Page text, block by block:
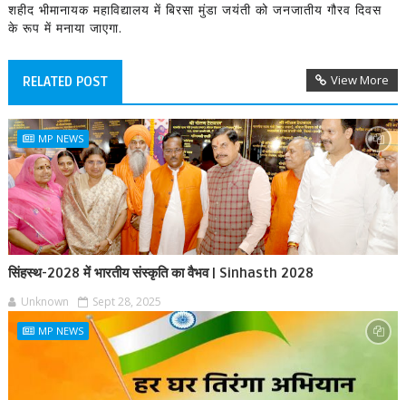
शहीद भीमानायक महाविद्यालय में बिरसा मुंडा जयंती को जनजातीय गौरव दिवस
के रूप में मनाया जाएगा.
RELATED POST View More
MP NEWS
सिंहस्थ-2028 में भारतीय संस्कृति का वैभव | Sinhasth 2028
Unknown Sept 28, 2025
MP NEWS